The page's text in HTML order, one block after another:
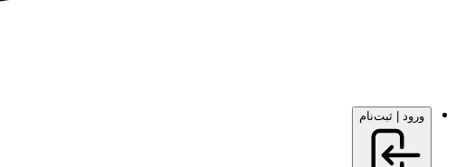
ورود | ثبت‌نام